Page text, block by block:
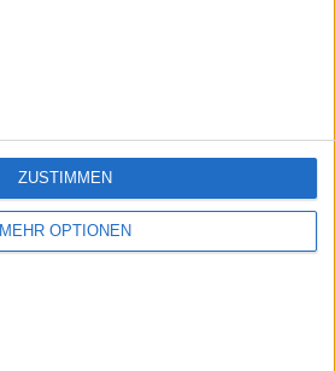
MEHR OPTIONEN
ZUSTIMMEN